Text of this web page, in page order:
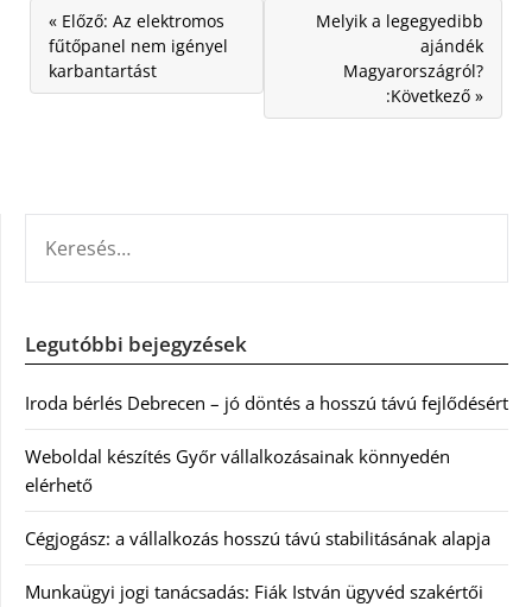
« Előző: Az elektromos
fűtőpanel nem igényel
karbantartást
Melyik a legegyedibb
ajándék
Magyarországról?
:Következő »
Legutóbbi bejegyzések
Iroda bérlés Debrecen – jó döntés a hosszú távú fejlődésért
Weboldal készítés Győr vállalkozásainak könnyedén
elérhető
Cégjogász: a vállalkozás hosszú távú stabilitásának alapja
Munkaügyi jogi tanácsadás: Fiák István ügyvéd szakértői